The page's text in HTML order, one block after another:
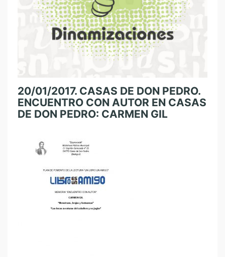
20/01/2017. CASAS DE DON PEDRO.
ENCUENTRO CON AUTOR EN CASAS
DE DON PEDRO: CARMEN GIL